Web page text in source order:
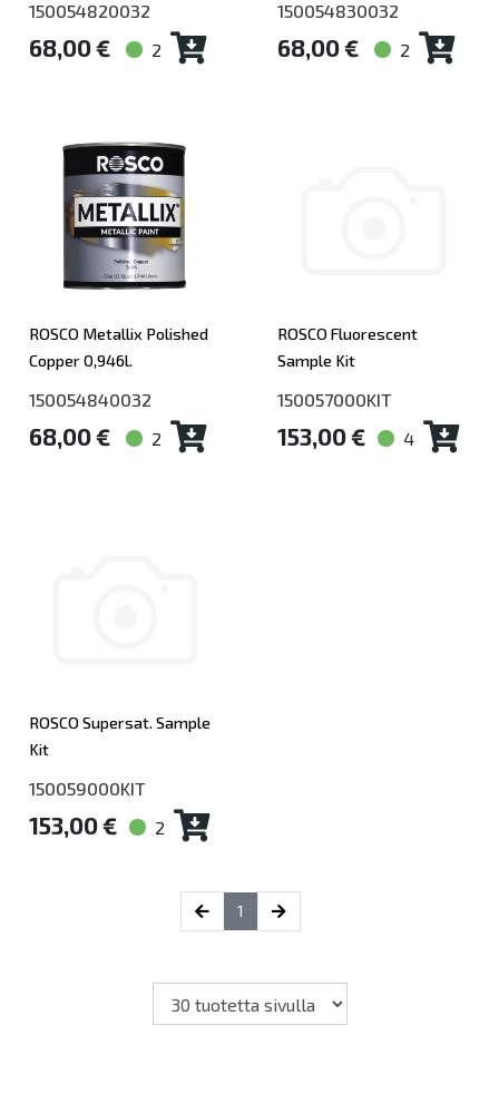
150054820032
68,00 € 2
150054830032
68,00 € 2
ROSCO Metallix Polished
Copper 0,946l.
150054840032
68,00 € 2
ROSCO Fluorescent
Sample Kit
150057000KIT
153,00 € 4
ROSCO Supersat. Sample
Kit
150059000KIT
153,00 € 2
1 (current)